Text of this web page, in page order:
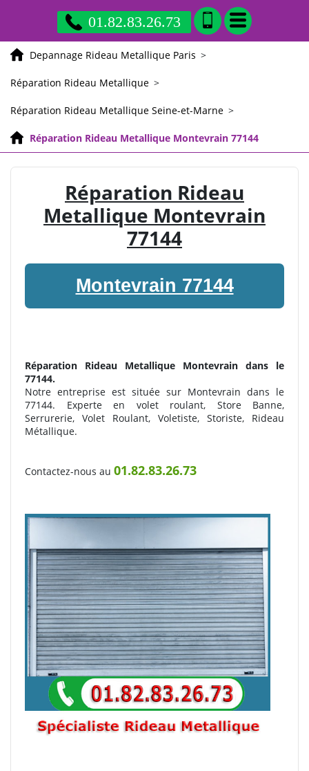
01.82.83.26.73
Depannage Rideau Metallique Paris >
Réparation Rideau Metallique >
Réparation Rideau Metallique Seine-et-Marne >
Réparation Rideau Metallique Montevrain 77144
Réparation Rideau
Metallique Montevrain
77144
Montevrain 77144
Réparation Rideau Metallique Montevrain dans le
77144.
Notre entreprise est située sur Montevrain dans le
77144. Experte en volet roulant, Store Banne,
Serrurerie, Volet Roulant, Voletiste, Storiste, Rideau
Métallique.
Contactez-nous au 01.82.83.26.73